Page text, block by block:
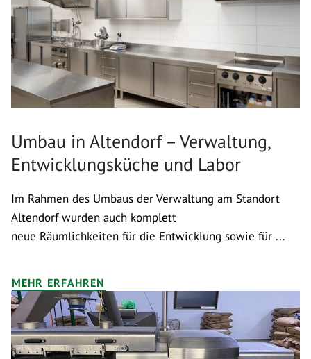
Umbau in Altendorf – Verwaltung,
Entwicklungsküche und Labor
Im Rahmen des Umbaus der Verwaltung am Standort
Altendorf wurden auch komplett
neue Räumlichkeiten für die Entwicklung sowie für ...
MEHR ERFAHREN